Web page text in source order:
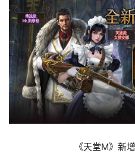
《天堂M》新